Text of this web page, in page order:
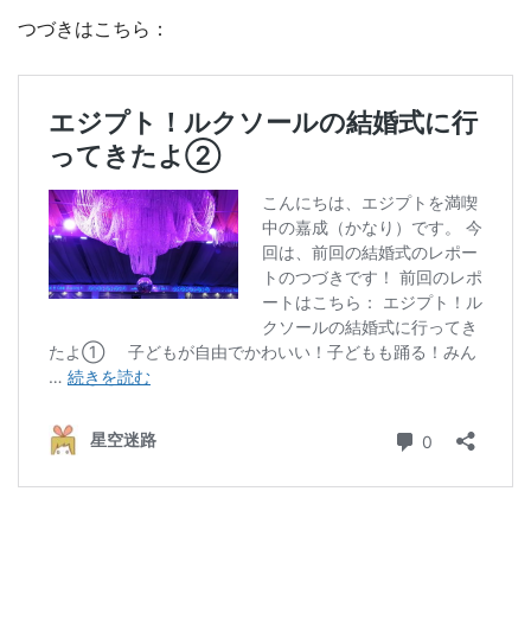
つづきはこちら：